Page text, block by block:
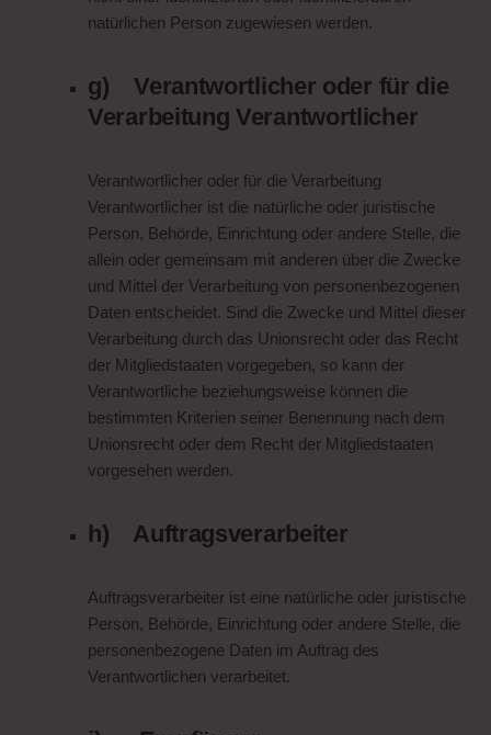
natürlichen Person zugewiesen werden.
g) Verantwortlicher oder für die
Verarbeitung Verantwortlicher
Verantwortlicher oder für die Verarbeitung
Verantwortlicher ist die natürliche oder juristische
Person, Behörde, Einrichtung oder andere Stelle, die
allein oder gemeinsam mit anderen über die Zwecke
und Mittel der Verarbeitung von personenbezogenen
Daten entscheidet. Sind die Zwecke und Mittel dieser
Verarbeitung durch das Unionsrecht oder das Recht
der Mitgliedstaaten vorgegeben, so kann der
Verantwortliche beziehungsweise können die
bestimmten Kriterien seiner Benennung nach dem
Unionsrecht oder dem Recht der Mitgliedstaaten
vorgesehen werden.
h) Auftragsverarbeiter
Auftragsverarbeiter ist eine natürliche oder juristische
Person, Behörde, Einrichtung oder andere Stelle, die
personenbezogene Daten im Auftrag des
Verantwortlichen verarbeitet.